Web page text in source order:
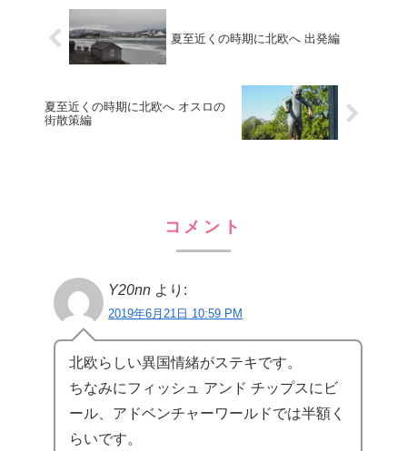
夏至近くの時期に北欧へ 出発編
夏至近くの時期に北欧へ オスロの
街散策編
コメント
Y20nn より:
2019年6月21日 10:59 PM
北欧らしい異国情緒がステキです。
ちなみにフィッシュ アンド チップスにビ
ール、アドベンチャーワールドでは半額く
らいです。